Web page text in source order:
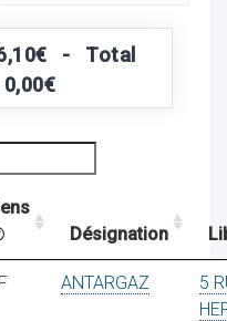
- Total
Désignation
ANTARGAZ
5